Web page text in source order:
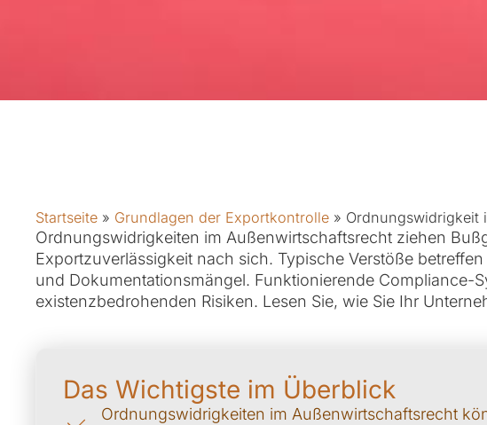
Startseite » Grundlagen der Exportkontrolle » Ordnungswidrigkeit
Ordnungswidrigkeiten im Außenwirtschaftsrecht ziehen
Exportzuverlässigkeit nach sich. Typische Verstöße
und Dokumentationsmängel. Funktionierende Compliance-
existenzbedrohenden Risiken. Lesen Sie, wie Sie Ihr
Das Wichtigste im Überblick
Ordnungswidrigkeiten im Außenwirtschaftsrecht